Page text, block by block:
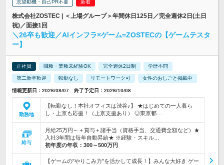
志望動機・自己PR不要
株式会社ZOSTEC | ＜上場グループ＞年間休日125日／完全週休2日(土日
祝)／面接1回
＼26卒も歓迎／AIインフラ×ゲーム=ZOSTECの【ゲームテスタ
ー】
正社員 職種・業種未経験OK 完全週休2日制 学歴不問
第二新卒歓迎 転勤なし リモートワーク可 女性のおしごと掲載中
情報更新日：2026/08/07 終了予定日：2026/10/08
勤務地
【転勤なし！本社オフィスは渋谷♪】 ★はじめての一人暮ら
し・上京も応援！（上京支援あり） ◎東京都…
給与
月給25万円～＋賞与＋諸手当（資格手当、交通費全額など）★
入社3年間は毎年自動昇給★ ※経験・スキル…
初年度の年収： 300～500万円
【ゲームの"やりこみ力"を活かして成長！】みんな大好き ゲー